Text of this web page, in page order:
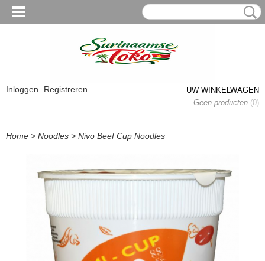
Inloggen Registreren
UW WINKELWAGEN
Geen producten (0)
Home > Noodles > Nivo Beef Cup Noodles